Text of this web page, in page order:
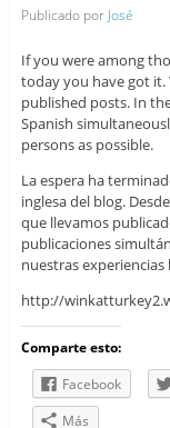
Publicado por José
If you were among
today you have got it.
published posts. In
Spanish
persons as possible.
La espera ha
inglesa del blog.
que llevamos
publicaciones
nuestras experiencias
http://
Comparte esto:
Facebook
Más